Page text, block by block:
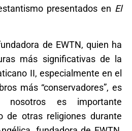
presentados en El
de EWTN, quien ha
más significativas de la
II, especialmente en el
más “conservadores”, es
nosotros es importante
de otras religiones durante